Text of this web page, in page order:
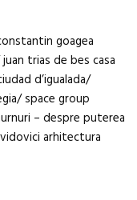
goagea
trias de bes casa
d’igualada/
space group
– despre puterea
arhitectura